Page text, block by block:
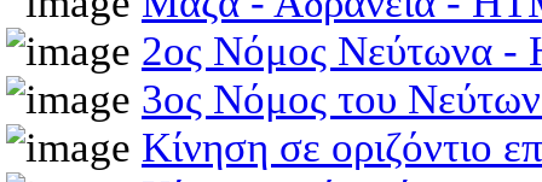
2ος Νόμος Νεύτωνα -
3ος Νόμος του
Κίνηση σε οριζόντιο